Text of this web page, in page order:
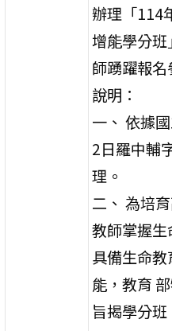
辦理「114
增能學分
師踴躍報名
說明：
一、 依據
2日羅中輔
理。
二、 為培
教師掌握
具備生命
能，教育
旨揭學分班